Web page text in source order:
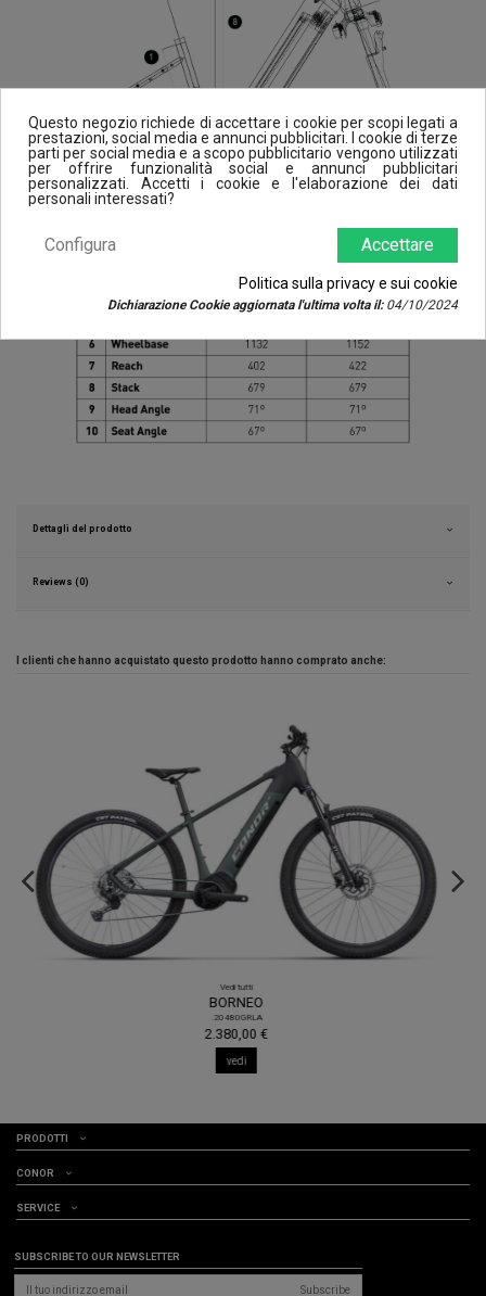
Dettagli del prodotto
Reviews (0)
I clienti che hanno acquistato questo prodotto hanno comprato anche:
PRODOTTI
CONOR
SERVICE
SUBSCRIBE TO OUR NEWSLETTER
Subscribe
Questo negozio richiede di accettare i cookie per scopi legati a
prestazioni, social media e annunci pubblicitari. I cookie di terze
parti per social media e a scopo pubblicitario vengono utilizzati
per offrire funzionalità social e annunci pubblicitari
personalizzati. Accetti i cookie e l'elaborazione dei dati
personali interessati?
Accettare
Configura
Politica sulla privacy e sui cookie
Dichiarazione Cookie aggiornata l'ultima volta il:04/10/2024